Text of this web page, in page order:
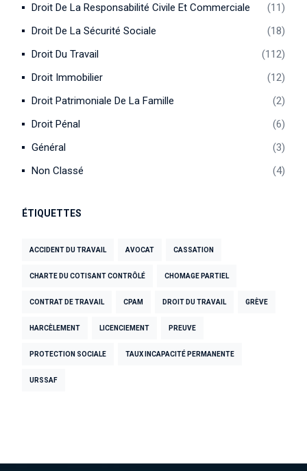
Droit De La Responsabilité Civile Et Commerciale
11
Droit De La Sécurité Sociale
18
Droit Du Travail
112
Droit Immobilier
12
Droit Patrimoniale De La Famille
2
Droit Pénal
6
Général
3
Non Classé
4
ÉTIQUETTES
ACCIDENT DU TRAVAIL AVOCAT CASSATION
CHARTE DU COTISANT CONTRÔLÉ CHOMAGE PARTIEL
CONTRAT DE TRAVAIL CPAM DROIT DU TRAVAIL GRÈVE
HARCÈLEMENT LICENCIEMENT PREUVE
PROTECTION SOCIALE TAUX INCAPACITÉ PERMANENTE
URSSAF